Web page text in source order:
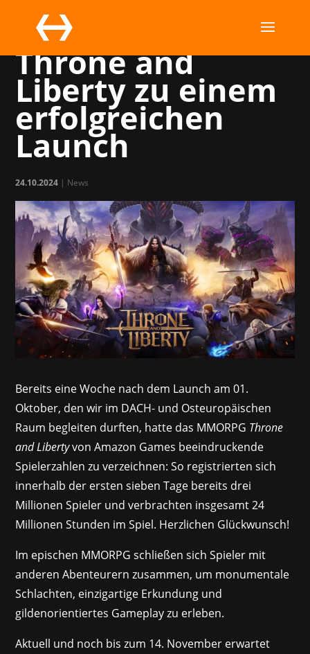
Wir gratulieren
Throne and
Liberty zu einem
erfolgreichen
Launch
24.10.2024 | News
Bereits eine Woche nach dem Launch am 01.
Oktober, den wir im DACH- und Osteuropäischen
Raum begleiten durften, hatte das MMORPG Throne
and Libertyvon Amazon Games beeindruckende
Spielerzahlen zu verzeichnen: So registrierten sich
innerhalb der ersten sieben Tage bereits drei
Millionen Spieler und verbrachten insgesamt 24
Millionen Stunden im Spiel. Herzlichen Glückwunsch!
Im epischen MMORPG schließen sich Spieler mit
anderen Abenteurern zusammen, um monumentale
Schlachten, einzigartige Erkundung und
gildenorientiertes Gameplay zu erleben.
Aktuell und noch bis zum 14. November erwartet